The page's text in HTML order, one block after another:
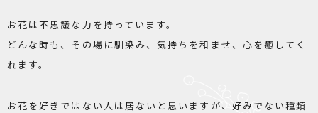
お花は不思議な力を持っています。
どんな時も、その場に馴染み、気持ちを和ませ、心を癒してく
れます。
お花を好きではない人は居ないと思いますが、好みでない種類